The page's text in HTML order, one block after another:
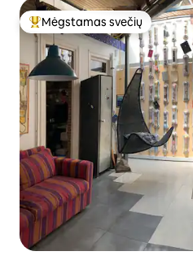
Svečių mėgstamiausias
Mėgstamas svečių